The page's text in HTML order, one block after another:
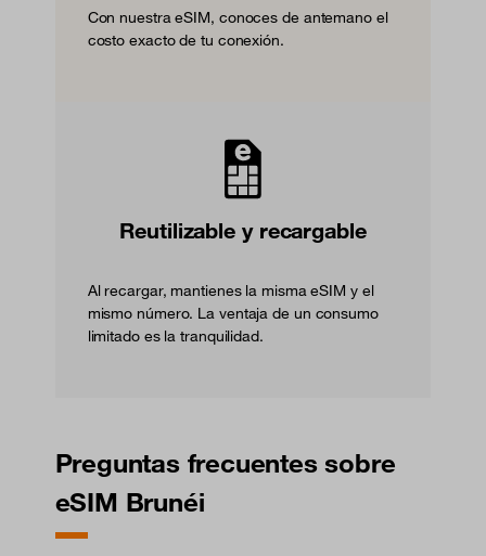
Con nuestra eSIM, conoces de antemano el
costo exacto de tu conexión.
Reutilizable y recargable
Al recargar, mantienes la misma eSIM y el
mismo número. La ventaja de un consumo
limitado es la tranquilidad.
Preguntas frecuentes sobre
eSIM Brunéi